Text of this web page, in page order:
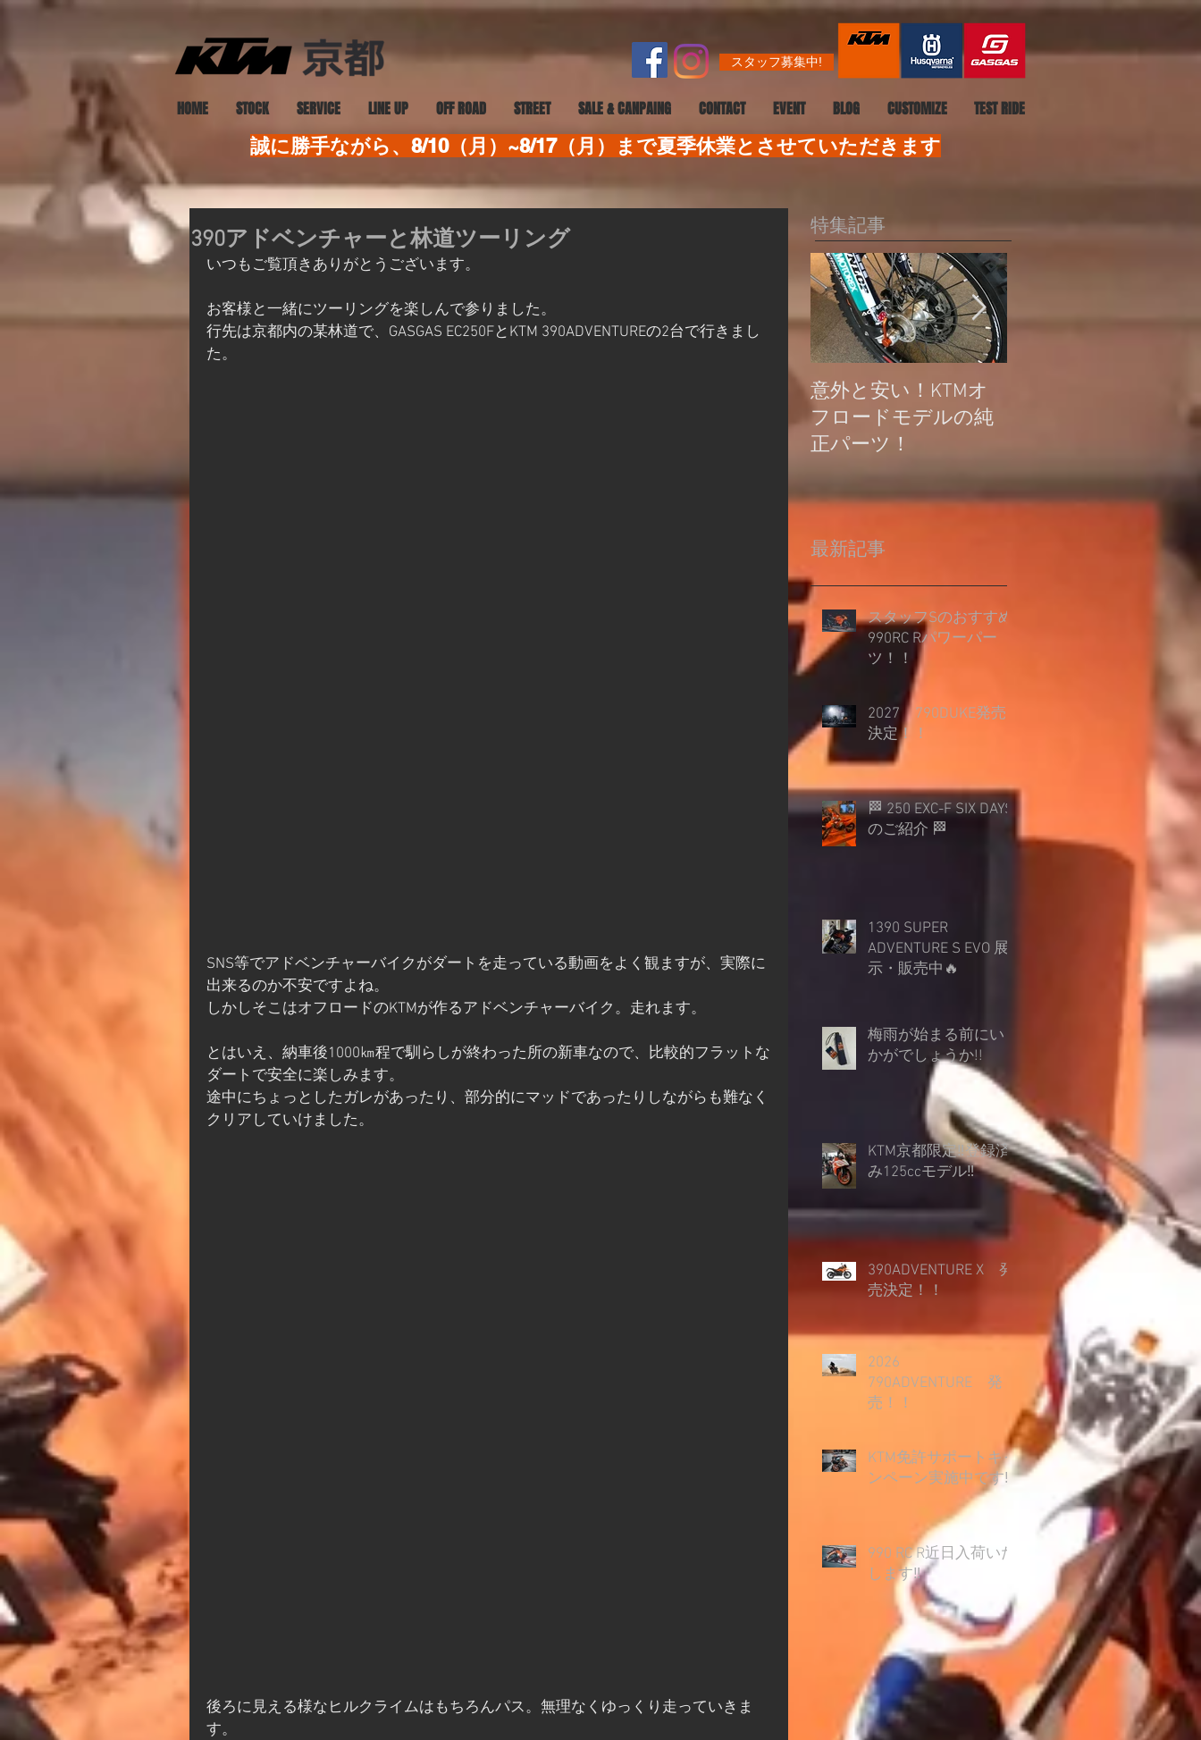
スタッフ募集中!
HOME STOCK SERVICE LINE UP OFF ROAD STREET SALE & CANPAING CONTACT EVENT BLOG CUSTOMIZE TEST RIDE
誠に勝手ながら、8/10（月）~8/17（月）まで夏季休業とさせていただきます
390アドベンチャーと林道ツーリング
いつもご覧頂きありがとうございます。
お客様と一緒にツーリングを楽しんで参りました。
行先は京都内の某林道で、GASGAS EC250FとKTM 390ADVENTUREの2台で行きまし
た。
SNS等でアドベンチャーバイクがダートを走っている動画をよく観ますが、実際に
出来るのか不安ですよね。
しかしそこはオフロードのKTMが作るアドベンチャーバイク。走れます。
とはいえ、納車後1000㎞程で馴らしが終わった所の新車なので、比較的フラットな
ダートで安全に楽しみます。
途中にちょっとしたガレがあったり、部分的にマッドであったりしながらも難なく
クリアしていけました。
後ろに見える様なヒルクライムはもちろんパス。無理なくゆっくり走っていきま
す。
特集記事
意外と安い！KTMオ
フロードモデルの純
正パーツ！
最新記事
スタッフSのおすすめ
990RC Rパワーパー
ツ！！
2027 790DUKE発売
決定！！
🏁 250 EXC-F SIX DAYS
のご紹介 🏁
1390 SUPER
ADVENTURE S EVO 展
示・販売中🔥
梅雨が始まる前にい
かがでしょうか︎!!
KTM京都限定‼登録済
み125ccモデル‼
390ADVENTURE X 発
売決定！！
2026
790ADVENTURE 発
売！！
KTM免許サポートキャ
ンペーン実施中です‼
990 RC R近日入荷いた
します‼